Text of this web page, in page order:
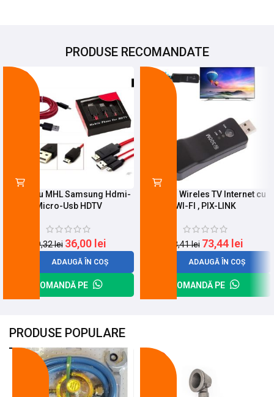
PRODUSE RECOMANDATE
KIT Cablu MHL Samsung Hdmi-
Micro-Usb HDTV
49,32lei 36,00 lei
ADAUGĂ ÎN COȘ
COMANDĂ PE
Adaptor Wireles TV Internet cu
WI-FI , PIX-LINK
98,41lei 73,44 lei
ADAUGĂ ÎN COȘ
COMANDĂ PE
PRODUSE POPULARE